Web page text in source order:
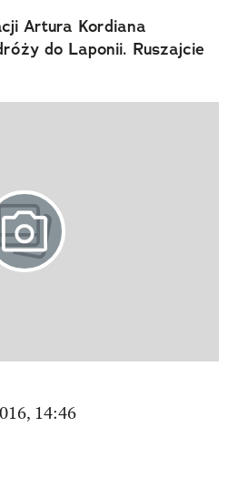
Artura Kordiana
do Laponii. Ruszajcie
14:46